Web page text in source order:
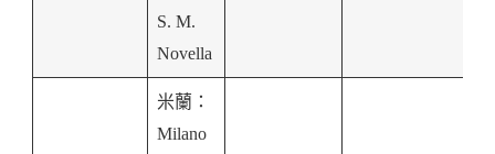
S. M.
Novella
米蘭：
Milano